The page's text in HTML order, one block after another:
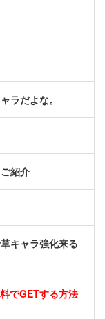
ラだよな。
紹介
キャラ強化来る
でGETする方法